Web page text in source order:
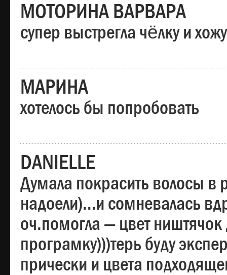
МОТОРИНА ВАРВАРА
супер выстрегла чёлку и
МАРИНА
хотелось бы попробовать
DANIELLE
Думала покрасить волосы
надоели)…и сомневалась
оч.помогла — цвет
програмку)))терь буду
прически и цвета